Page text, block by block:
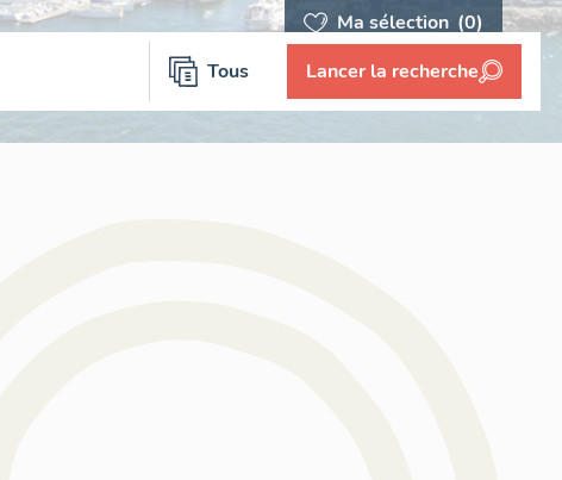
Ma sélection (0)
Tous Lancer la recherche